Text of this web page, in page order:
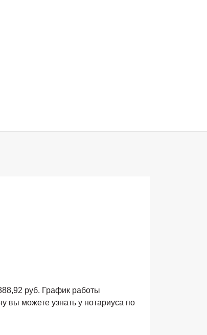
руб. График работы
вы можете узнать у нотариуса по